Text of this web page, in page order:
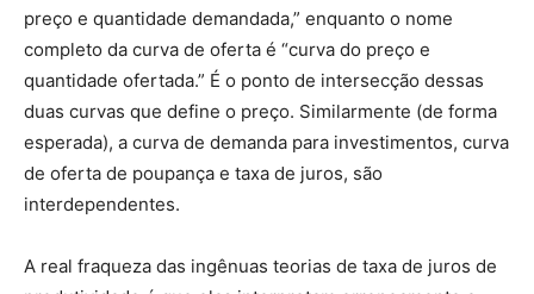
preço e quantidade demandada,” enquanto o nome
completo da curva de oferta é “curva do preço e
quantidade ofertada.” É o ponto de intersecção dessas
duas curvas que define o preço. Similarmente (de forma
esperada), a curva de demanda para investimentos, curva
de oferta de poupança e taxa de juros, são
interdependentes.
A real fraqueza das ingênuas teorias de taxa de juros de